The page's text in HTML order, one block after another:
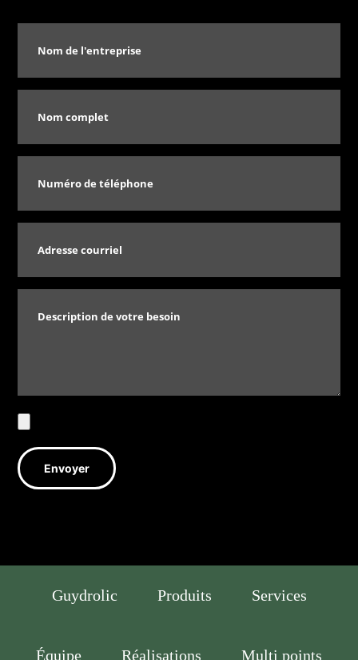
Guydrolic Produits Services
Équipe Réalisations Multi points